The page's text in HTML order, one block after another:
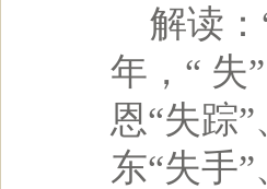
解读：
年，“ 失
恩“失踪
东“失手